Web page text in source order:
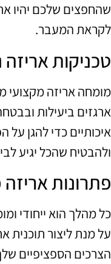
שהחפצים שלכם יהיו
לקראת המעבר.
טכניקות אריזה
מומחה אריזה מקצועי
ארגזים ביעילות
איכותיים כדי להגן
ולהבטיח שהכל יגיע
פתרונות
כל מהלך הוא ייחודי
על מנת ליצור תוכנית
הצרכים הספציפיים